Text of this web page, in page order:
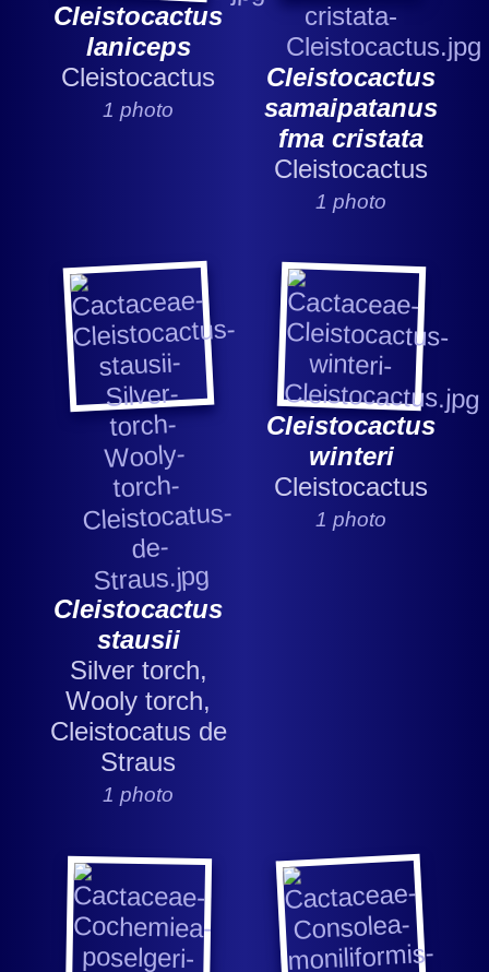
Cleistocactus
laniceps
Cleistocactus
1 photo
Cleistocactus
samaipatanus
fma cristata
Cleistocactus
1 photo
Cleistocactus
stausii
Silver torch,
Wooly torch,
Cleistocatus de
Straus
1 photo
Cleistocactus
winteri
Cleistocactus
1 photo